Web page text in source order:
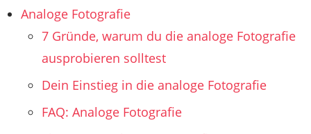
Analoge Fotografie
7 Gründe, warum du die analoge Fotografie
ausprobieren solltest
Dein Einstieg in die analoge Fotografie
FAQ: Analoge Fotografie